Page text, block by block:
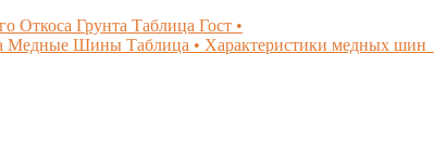
Откоса Грунта Таблица Гост •
Медные Шины Таблица • Характеристики медных шин